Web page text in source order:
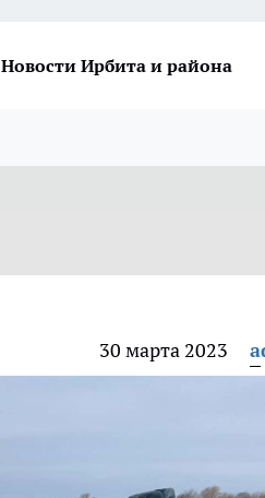
Новости Ирбита и района
30 марта 2023